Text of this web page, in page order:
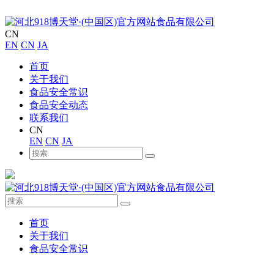
CN
EN CN JA
首页
关于我们
食品安全常识
食品安全动态
联系我们
CN
EN CN JA
首页
关于我们
食品安全常识